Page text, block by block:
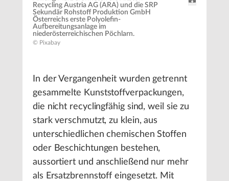
Recycling Austria AG (ARA) und die SRP
Sekundär Rohstoff Produktion GmbH
Österreichs erste Polyolefin-
Aufbereitungsanlage im
niederösterreichischen Pöchlarn.
© Pixabay
In der Vergangenheit wurden getrennt
gesammelte Kunststoffverpackungen,
die nicht recyclingfähig sind, weil sie zu
stark verschmutzt, zu klein, aus
unterschiedlichen chemischen Stoffen
oder Beschichtungen bestehen,
aussortiert und anschließend nur mehr
als Ersatzbrennstoff eingesetzt. Mit